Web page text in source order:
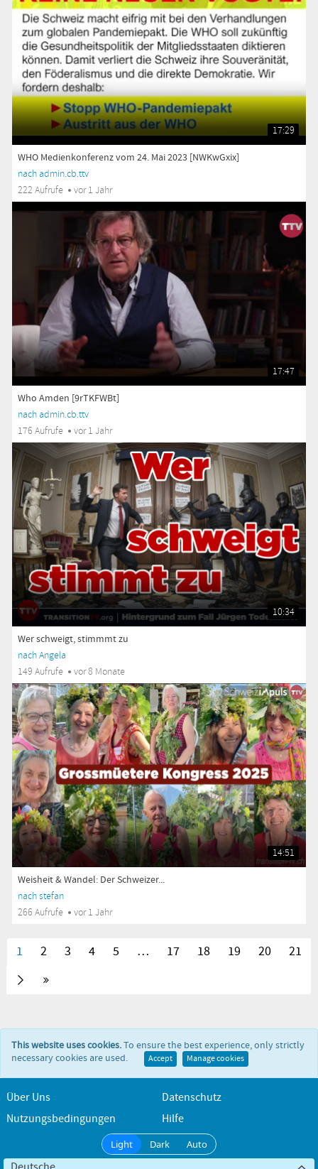
17:29
WHO Medienkonferenz vom 24. Mai 2023 [NWKwGxix]
nach admin.cb.ttv
222 Aufrufe
vor 1 Jahr
17:47
Who Amden [9rTKFWBt]
nach admin.cb.ttv
176 Aufrufe
vor 1 Jahr
10:34
Wer schweigt, stimmmt zu
nach Angela
149 Aufrufe
vor 8 Monate
14:51
Weisheit & Wandel: Der Schweizer...
nach stefan
266 Aufrufe
vor 1 Jahr
1 2 3 4 5 … 17 18 19 20 21
This website uses cookies.To ensure the best experience, only strictly
necessary cookies are used.
Accept Manage cookies
Über Uns
Datenschutz
Nutzungsbedingungen
Hilfe
Light Dark Auto